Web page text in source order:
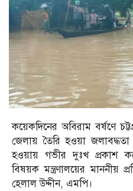
কয়েকদিনের অবিরাম বর্ষণে
জেলায় তৈরি হওয়া জলাবদ্ধতা
হওয়ায় গভীর দুঃখ প্রকাশ
বিষয়ক মন্ত্রণালয়ের মাননীয়
হেলাল উদ্দীন, এমপি।